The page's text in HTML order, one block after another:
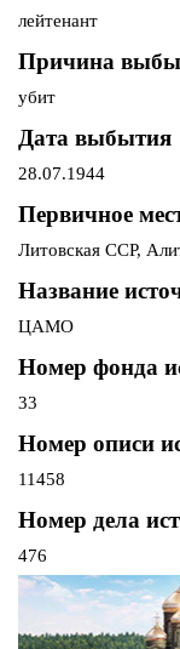
лейтенант
Причина
убит
Дата выбытия
28.07.1944
Первичное
Литовская ССР,
Название
ЦАМО
Номер фонда
33
Номер описи
11458
Номер дела
476